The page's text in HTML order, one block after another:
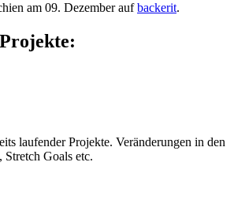
am 09. Dezember aufbackerit.
laufender Projekte. Veränderungen in den
Stretch Goals etc.